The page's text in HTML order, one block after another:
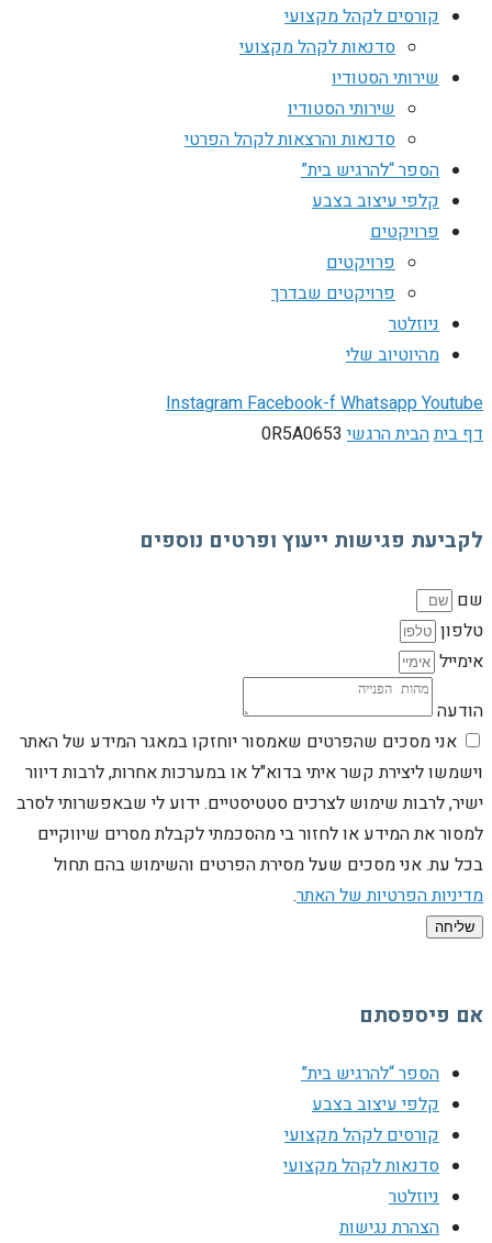
קורסים לקהל מקצועי
סדנאות לקהל מקצועי
שירותי הסטודיו
שירותי הסטודיו
סדנאות והרצאות לקהל הפרטי
הספר “להרגיש בית”
קלפי עיצוב בצבע
פרויקטים
פרויקטים
פרויקטים שבדרך
ניוזלטר
מהיוטיוב שלי
InstagramFacebook-fWhatsappYoutube
דף ביתהבית הרגשי 0R5A0653
לקביעת פגישות ייעוץ ופרטים נוספים
שם
טלפון
אימייל
הודעה
אני מסכים שהפרטים שאמסור יוחזקו במאגר המידע של האתר
וישמשו ליצירת קשר איתי בדוא"ל או במערכות אחרות, לרבות דיוור
ישיר, לרבות שימוש לצרכים סטטיסטיים. ידוע לי שבאפשרותי לסרב
למסור את המידע או לחזור בי מהסכמתי לקבלת מסרים שיווקיים
בכל עת. אני מסכים שעל מסירת הפרטים והשימוש בהם תחול
מדיניות הפרטיות של האתר.
שליחה
אם פיספסתם
הספר “להרגיש בית”
קלפי עיצוב בצבע
קורסים לקהל מקצועי
סדנאות לקהל מקצועי
ניוזלטר
הצהרת נגישות